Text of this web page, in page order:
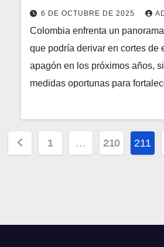
6 DE OCTUBRE DE 2025
Colombia enfrenta un
que podría derivar en cortes de
apagón en los próximos años,
medidas oportunas para
Paginación
1 … 210 211